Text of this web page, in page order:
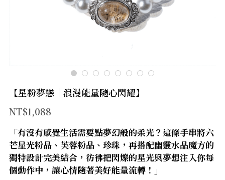
【心輪】
【海底輪】
【新品上市】
【療癒類水晶】
【財富類水晶】
官方LINE
【星粉夢戀｜浪漫能量隨心閃耀】
NT$1,088
「有沒有感覺生活需要點夢幻般的柔光？這條手串將六
芒星光粉晶、芙蓉粉晶、珍珠，再搭配幽靈水晶魔方的
獨特設計完美結合，彷彿把閃爍的星光與夢想注入你每
個動作中，讓心情隨著美好能量流轉！」